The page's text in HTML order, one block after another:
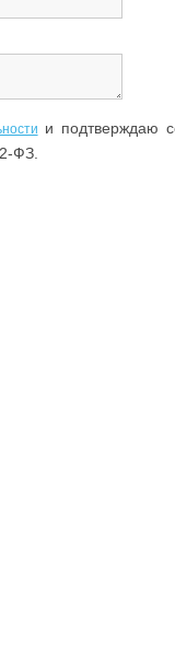
и подтверждаю
ФЗ.